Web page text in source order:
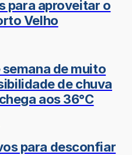
para aproveitar o
Velho
de muito
de chuva
aos 36°C
para desconfiar